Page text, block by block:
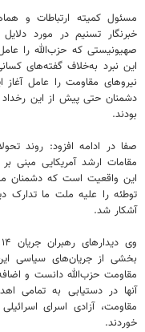
مسئول کمیته ارتباطات و
صهیونیستی که حزب‌الله را
این نبرد به‌خلاف گفته‌های
نیروهای مقاومت را عامل
دشمنان حتی پیش از این رخداد
بودند.
صفا در ادامه افزود: روند
مقامات ارشد آمریکایی مبنی
این واقعیت است که دشمنان
توطئه را علیه ملت ما تدارک
آشکار شد.
بخشی از جریان‌های سیاسی
مقاومت حزب‌الله دانست و
آنها در دستیابی به تمامی
مقاومت، آزادی اسرای
خوردند.